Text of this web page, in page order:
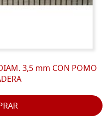
3,5 mm CON POMO